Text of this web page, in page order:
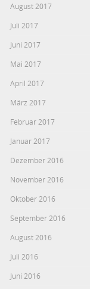
August 2017
Juli 2017
Juni 2017
Mai 2017
April 2017
März 2017
Februar 2017
Januar 2017
Dezember 2016
November 2016
Oktober 2016
September 2016
August 2016
Juli 2016
Juni 2016